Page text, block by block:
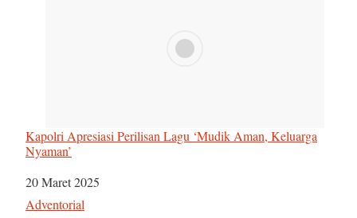
Kapolri Apresiasi Perilisan Lagu ‘Mudik Aman, Keluarga
Nyaman’
Tanggal
20 Maret 2025
Sehubungan dengan
Adventorial